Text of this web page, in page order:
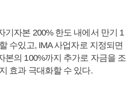
기자본 200% 한도 내에서 만기 1
수있고, IMA 사업자로 지정되면
본의 100%까지 추가로 자금을 조
효과 극대화할 수 있다.